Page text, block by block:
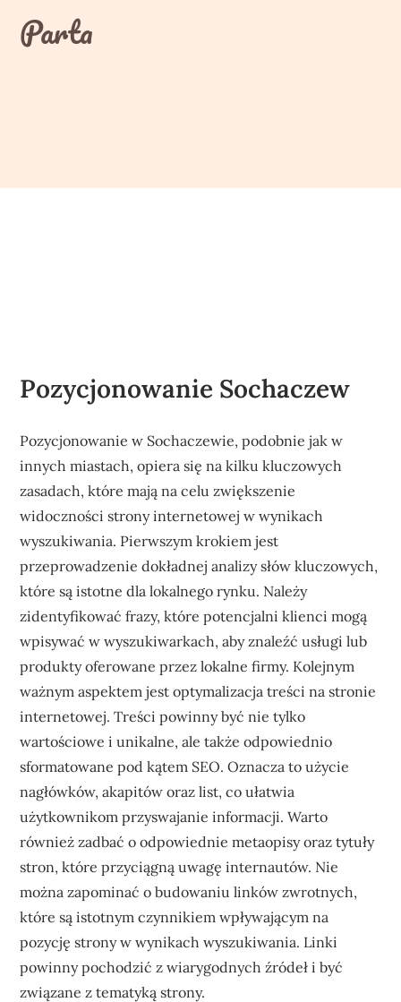
contentParta
Pozycjonowanie Sochaczew
Pozycjonowanie w Sochaczewie, podobnie jak w
innych miastach, opiera się na kilku kluczowych
zasadach, które mają na celu zwiększenie
widoczności strony internetowej w wynikach
wyszukiwania. Pierwszym krokiem jest
przeprowadzenie dokładnej analizy słów kluczowych,
które są istotne dla lokalnego rynku. Należy
zidentyfikować frazy, które potencjalni klienci mogą
wpisywać w wyszukiwarkach, aby znaleźć usługi lub
produkty oferowane przez lokalne firmy. Kolejnym
ważnym aspektem jest optymalizacja treści na stronie
internetowej. Treści powinny być nie tylko
wartościowe i unikalne, ale także odpowiednio
sformatowane pod kątem SEO. Oznacza to użycie
nagłówków, akapitów oraz list, co ułatwia
użytkownikom przyswajanie informacji. Warto
również zadbać o odpowiednie metaopisy oraz tytuły
stron, które przyciągną uwagę internautów. Nie
można zapominać o budowaniu linków zwrotnych,
które są istotnym czynnikiem wpływającym na
pozycję strony w wynikach wyszukiwania. Linki
powinny pochodzić z wiarygodnych źródeł i być
związane z tematyką strony.